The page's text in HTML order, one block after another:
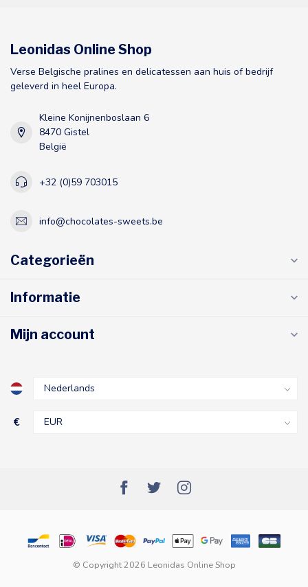
Leonidas Online Shop
Verse Belgische pralines en delicatessen aan huis of bedrijf
geleverd in heel Europa.
Kleine Konijnenboslaan 6
8470 Gistel
België
+32 (0)59 703015
info@chocolates-sweets.be
Categorieën
Informatie
Mijn account
€
© Copyright 2026 Leonidas Online Shop